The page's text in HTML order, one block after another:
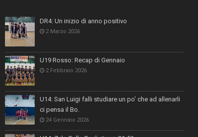
DR4: Un inizio di anno positivo
2 Marzo 2026
U19 Rosso: Recap di Gennaio
2 Febbraio 2026
U14: San Luigi falli studiare un po’ che ad allenarli
ci pensa il Bo.
24 Gennaio 2026